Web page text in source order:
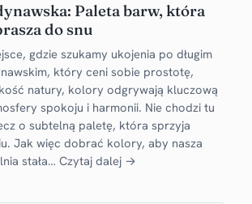
Paleta barw, która
do snu
gdzie szukamy ukojenia po długim
który ceni sobie prostotę,
natury, kolory odgrywają kluczową
spokoju i harmonii. Nie chodzi tu
o subtelną paletę, która sprzyja
Jak więc dobrać kolory, aby nasza
stała… Czytaj dalej →